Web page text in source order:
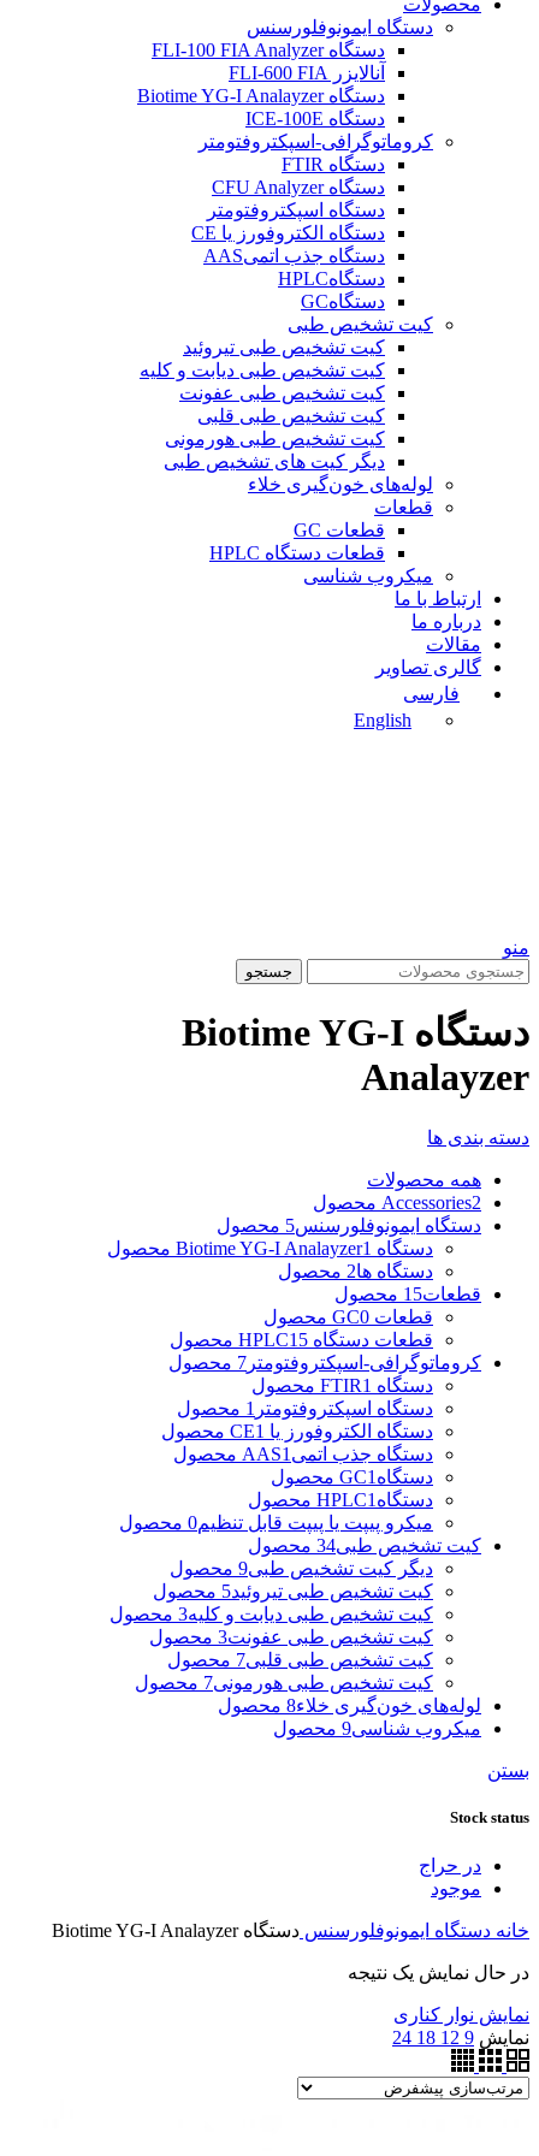
محصولات
دستگاه ایمونوفلورسنس
دستگاه FLI-100 FIA Analyzer
آنالایزر FLI-600 FIA
دستگاه Biotime YG-I Analayzer
دستگاه ICE-100E
کروماتوگرافی-اسپکتروفتومتر
دستگاه FTIR
دستگاه CFU Analyzer
دستگاه اسپکتروفتومتر
دستگاه الکتروفورز یا CE
دستگاه جذب اتمیAAS
دستگاهHPLC
دستگاهGC
کیت تشخیص طبی
کیت تشخیص طبی تيروئيد
کیت تشخیص طبی دیابت و کلیه
کیت تشخیص طبی عفونت
کیت تشخیص طبی قلبی
کیت تشخیص طبی هورمونی
دیگر کیت های تشخیص طبی
لوله‌های خون‌گیری خلاء
قطعات
قطعات GC
قطعات دستگاه HPLC
میکروب شناسی
ارتباط با ما
درباره ما
مقالات
گالری تصاویر
فارسی
English
منو
جستجو
دستگاه Biotime YG-I
Analayzer
دسته بندی ها
همه محصولات
Accessories2 محصول
دستگاه ایمونوفلورسنس5 محصول
دستگاه Biotime YG-I Analayzer 1 محصول
دستگاه ها2 محصول
قطعات15 محصول
قطعات GC 0 محصول
قطعات دستگاه HPLC 15 محصول
کروماتوگرافی-اسپکتروفتومتر 7 محصول
دستگاه FTIR 1 محصول
دستگاه اسپکتروفتومتر 1 محصول
دستگاه الکتروفورز یا CE 1 محصول
دستگاه جذب اتمیAAS 1 محصول
دستگاهGC 1 محصول
دستگاهHPLC 1 محصول
میکرو پیپت یا پیپت قابل تنظیم0 محصول
کیت تشخیص طبی34 محصول
دیگر کیت تشخیص طبی9 محصول
کیت تشخیص طبی تيروئيد5 محصول
کیت تشخیص طبی دیابت و کلیه3 محصول
کیت تشخیص طبی عفونت3 محصول
کیت تشخیص طبی قلبی7 محصول
کیت تشخیص طبی هورمونی7 محصول
لوله‌های خون‌گیری خلاء8 محصول
میکروب شناسی9 محصول
بستن
Stock status
در حراج
موجود
خانه دستگاه ایمونوفلورسنس دستگاه Biotime YG-I Analayzer
در حال نمایش یک نتیجه
نمایش نوار کناری
نمایش 9
12
18
24